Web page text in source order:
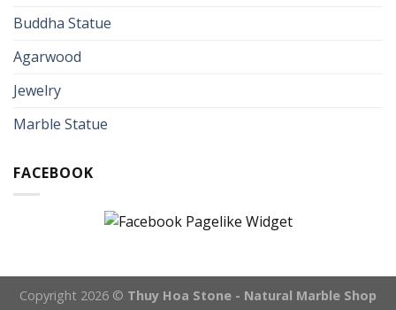
Buddha Statue
Agarwood
Jewelry
Marble Statue
FACEBOOK
Copyright 2026 © Thuy Hoa Stone - Natural Marble Shop